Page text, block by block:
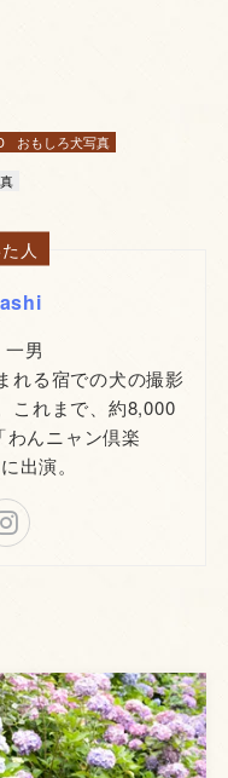
おもしろ犬写真
人
一男
れる宿での犬の撮影
これまで、約8,000
わんニャン倶楽
出演。